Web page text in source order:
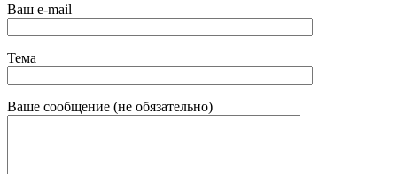
Ваш e-mail
Тема
Ваше сообщение (не обязательно)